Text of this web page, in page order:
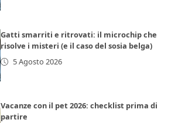
Gatti smarriti e ritrovati: il microchip che
risolve i misteri (e il caso del sosia belga)
5 Agosto 2026
Vacanze con il pet 2026: checklist prima di
partire